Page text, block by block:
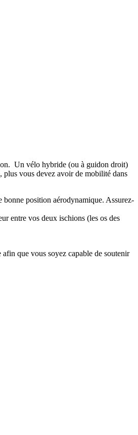
Un vélo hybride (ou à guidon droit)
plus vous devez avoir de mobilité dans
bonne position aérodynamique. Assurez-
entre vos deux ischions (les os des
que vous soyez capable de soutenir